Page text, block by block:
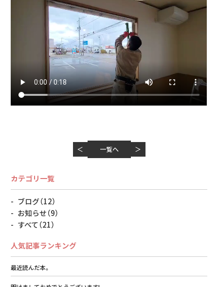
＜ 一覧へ ＞
カテゴリ一覧
すべて（21）
お知らせ（9）
ブログ（12）
人気記事ランキング
最近読んだ本。